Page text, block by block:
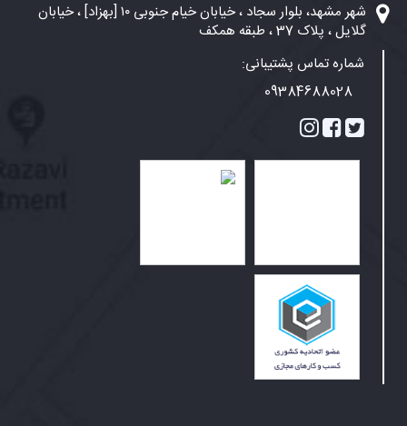
شهر مشهد، بلوار سجاد ، خیابان خیام جنوبی ۱۰ [بهزاد] ، خیابان
گلایل ، پلاک 37 ، طبقه همکف
شماره تماس پشتیبانی:
09384688028